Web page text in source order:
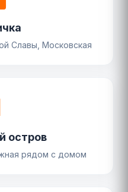
Славы, Московская
остров
рядом с домом